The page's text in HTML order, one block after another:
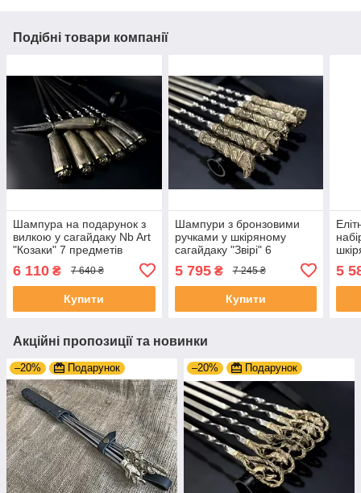
Подібні товари компанії
Шампура на подарунок з
вилкою у сагайдаку Nb Art
"Козаки" 7 предметів
6 110 ₴ 7 640 ₴
Купити
Шампури з бронзовими
ручками у шкіряному
сагайдаку "Звірі" 6
предметів подарунок на
День Народження
5 795₴ 7 245 ₴
Купити
5
Акційні пропозиції та новинки
–20% Подарунок –20% Подарунок